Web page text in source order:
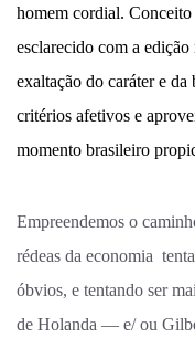
homem cordial.
esclarecido com a edição
exaltação do caráter e
critérios afetivos e
momento brasileiro
Empreendemos o
rédeas da economia
óbvios, e tentando ser
de Holanda — e/ ou